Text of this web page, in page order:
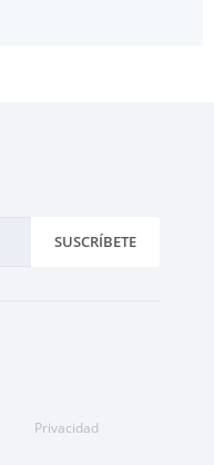
SUSCRÍBETE
Privacidad